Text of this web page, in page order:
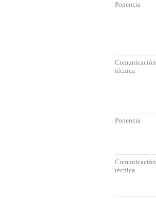
Ponencia
Comunicación
técnica
Ponencia
Comunicación
técnica